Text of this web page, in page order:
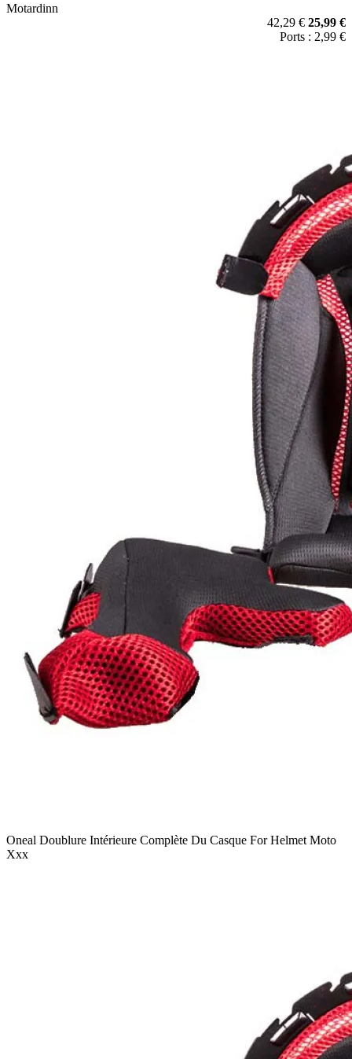
Motardinn
42,29 € 25,99 €
Ports : 2,99 €
Oneal Doublure Intérieure Complète Du Casque For Helmet Moto
Xxx